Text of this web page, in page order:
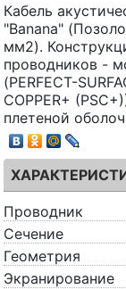
Кабель
"Banana"
мм2).
проводников -
(PERFECT-
COPPER+
плетеной
Проводник
Сечение
Геометрия
Экранирование